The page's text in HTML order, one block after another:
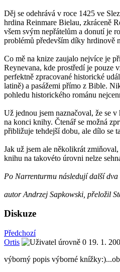
Děj se odehrává v roce 1425 ve
hrdina Reinmare Bielau, zkráceně
všem svým nepřátelům a donutí je
problémů především díky hrdinově
Co mě na knize zaujalo nejvíce je
Reynevana, kde prostředí je pouze
perfektně zpracované historické
latině) a pasážemi přímo z Bible.
pohledu historického románu
Už jednou jsem naznačoval, že se
na konci knihy. Čtenář se možná
přibližuje tehdejší dobu, ale dílo se
Jak už jsem ale několikrát
knihu na takovéto úrovni nelze
Po Narrenturmu následují další
autor Andrzej Sapkowski, přeložil
Diskuze
Předchozí
Ortis
19. 1.
výborný popis výborné